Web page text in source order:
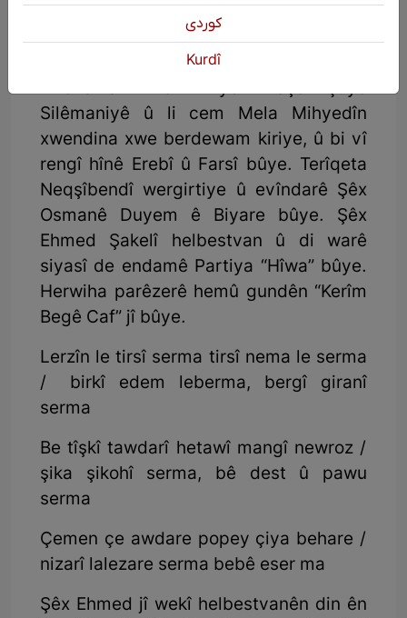
Şakel ê ser bi navçeya Germiyanê ji
dayîk bûye. Li hucerayê li cem Mela
Ehmedê Kelar û Mela Qadirê Sofî dest bi
xwendina xwe kiriye. Paşê çûye
Silêmaniyê û li cem Mela Mihyedîn
xwendina xwe berdewam kiriye, û bi vî
rengî hînê Erebî û Farsî bûye. Terîqeta
Neqşîbendî wergirtiye û evîndarê Şêx
Osmanê Duyem ê Biyare bûye. Şêx
Ehmed Şakelî helbestvan û di warê
siyasî de endamê Partiya “Hîwa” bûye.
Herwiha parêzerê hemû gundên “Kerîm
Begê Caf” jî bûye.
Lerzîn le tirsî serma tirsî nema le serma
/ birkî edem leberma, bergî giranî
serma
Be tîşkî tawdarî hetawî mangî newroz /
şika şikohî serma, bê dest û pawu
serma
Çemen çe awdare popey çiya behare /
nizarî lalezare serma bebê eser ma
Şêx Ehmed jî wekî helbestvanên din ên
كوردی
Kurdî